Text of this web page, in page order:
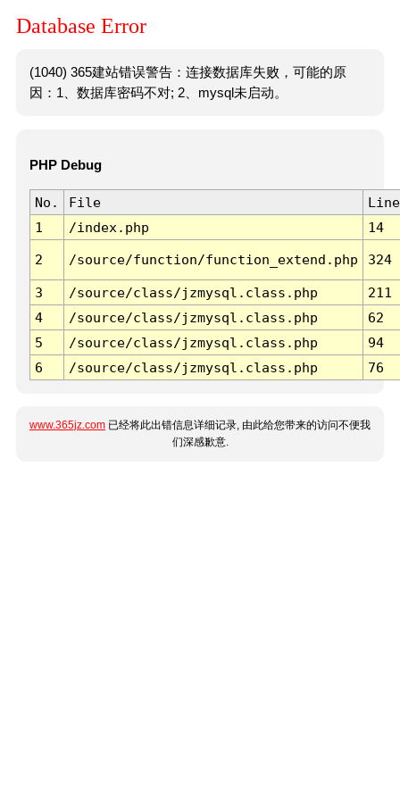
Database Error
(1040) 365建站错误警告：连接数据库失败，可能的原
因：1、数据库密码不对; 2、mysql未启动。
PHP Debug
No. File
Line
1
/index.php 14
2 /source/function/function_extend.php 324
3 /source/class/jzmysql.class.php
211
4
/source/class/jzmysql.class.php
62
5
/source/class/jzmysql.class.php
94
6
/source/class/jzmysql.class.php 76
www.365jz.com 已经将此出错信息详细记录, 由此给您带来的访问不便我
们深感歉意.